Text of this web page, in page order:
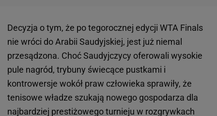
Decyzja o tym, że po tegorocznej edycji WTA Finals
nie wróci do Arabii Saudyjskiej, jest już niemal
przesądzona. Choć Saudyjczycy oferowali wysokie
pule nagród, trybuny świecące pustkami i
kontrowersje wokół praw człowieka sprawiły, że
tenisowe władze szukają nowego gospodarza dla
najbardziej prestiżowego turnieju w rozgrywkach